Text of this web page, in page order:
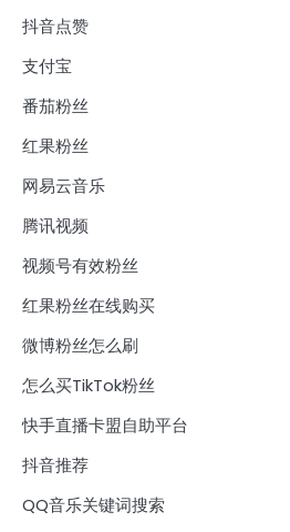
抖音点赞
支付宝
番茄粉丝
红果粉丝
网易云音乐
腾讯视频
视频号有效粉丝
红果粉丝在线购买
微博粉丝怎么刷
怎么买TikTok粉丝
快手直播卡盟自助平台
抖音推荐
QQ音乐关键词搜索